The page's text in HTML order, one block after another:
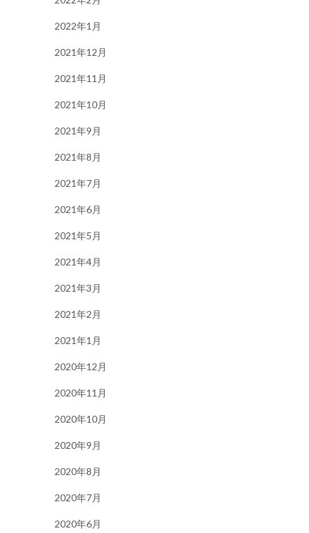
2022年1月
2021年12月
2021年11月
2021年10月
2021年9月
2021年8月
2021年7月
2021年6月
2021年5月
2021年4月
2021年3月
2021年2月
2021年1月
2020年12月
2020年11月
2020年10月
2020年9月
2020年8月
2020年7月
2020年6月